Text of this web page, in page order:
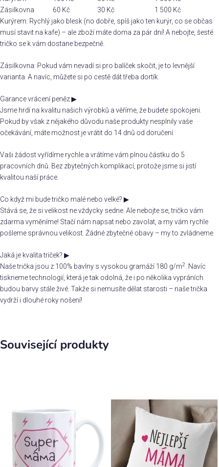
Zásilkovna
60 Kč 30 Kč
1 500 Kč
Kurýrem: Rychlý jako blesk (no dobře, spíš jako ten kurýr, co se občas
musí stavit na kafe) – ale zboží máte doma za pár dní! A nebojte, šesté
tričko se k vám dostane bezpečně.
Zásilkovna: Pokud vám nevadí si pro balíček skočit, je to levnější
varianta. A navíc, můžete si po cestě dát třeba dortík.
Garance vrácení peněz▶
Jsme hrdí na kvalitu našich výrobků a věříme, že budete spokojeni.
Pokud by však z nějakého důvodu naše produkty nesplnily vaše
očekávání, máte možnost je vrátit do 14 dnů od doručení.
Vaši žádost vyřídíme rychle a vrátíme vám plnou částku do 5
pracovních dnů. Bez zbytečných komplikací, protože jsme si jistí
kvalitou naší práce.
Co když mi bude tričko malé nebo velké? ▶
Stává se, že si velikost ne vždycky sedne. Ale nebojte se, tričko vám
zdarma vyměníme! Stačí nám napsat nebo zavolat, a my vám rychle
pošleme správnou velikost. Žádné zbytečné obavy – my to zvládneme.
Jaká je kvalita triček? ▶
Naše trička jsou z 100% bavlny s vysokou gramáží 180 g/m2. Navíc
tiskneme technologií, která je tak odolná, že i po několika vypráních
budou barvy stále živé. Takže si nemusíte dělat starosti – naše trička
vydrží i dlouhé roky nošení!
Související produkty